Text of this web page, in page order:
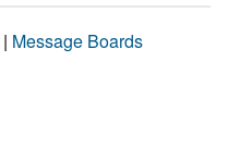
| Message Boards